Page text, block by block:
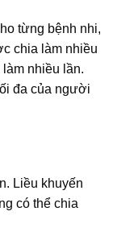
từng bệnh nhi,
chia làm nhiều
nhiều lần.
đa của người
Liều khuyến
có thể chia